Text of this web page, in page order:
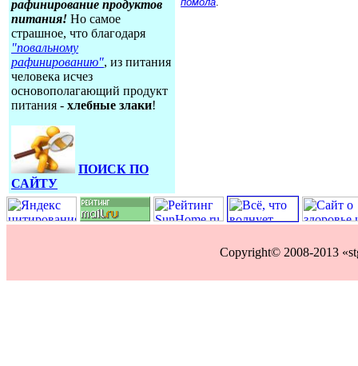
рафинирование продуктов
питания! Но самое
страшное, что благодаря
"повальному
рафинированию", из питания
человека исчез
основополагающий продукт
питания - хлебные злаки!
ПОИСК ПО
САЙТУ
Copyright© 2008-2013